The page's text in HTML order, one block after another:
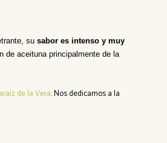
susabor es intenso ymuy
de aceituna principalmente de la
de la Vera. Nos dedicamos a la